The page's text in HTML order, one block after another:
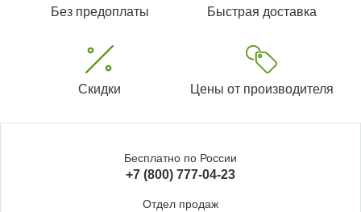
Без предоплаты Быстрая доставка
Скидки Цены от производителя
Бесплатно по России
+7 (800) 777-04-23
Отдел продаж